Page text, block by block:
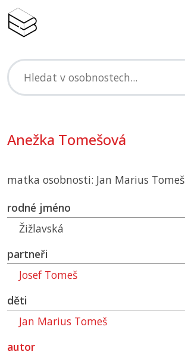
Anežka Tomešová
matka osobnosti: Jan Marius Tomeš
rodné jméno
Žižlavská
partneři
Josef Tomeš
děti
Jan Marius Tomeš
autor